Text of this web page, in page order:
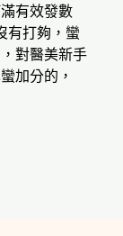
有效發數
有打夠，蠻
對醫美新手
加分的，